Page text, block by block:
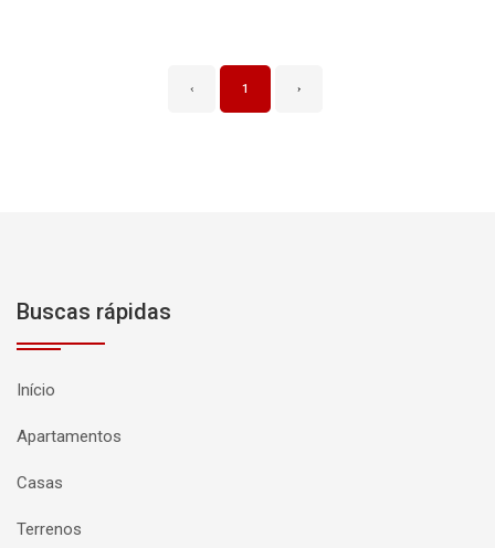
‹ 1 ›
Buscas rápidas
Início
Apartamentos
Casas
Terrenos